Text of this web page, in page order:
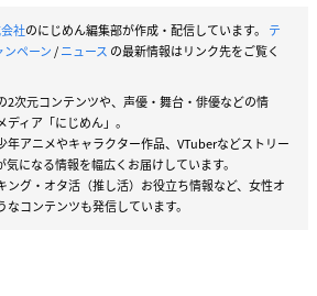
社のにじめん編集部が作成・配信しています。 テ
ペーン/ニュース の最新情報はリンク先をご覧く
2次元コンテンツや、声優・舞台・俳優などの情
ィア「にじめん」。
年アニメやキャラクター作品、VTuberなどストリー
になる情報を幅広くお届けしています。
ング・オタ活（推し活）お役立ち情報など、女性オ
コンテンツも発信しています。